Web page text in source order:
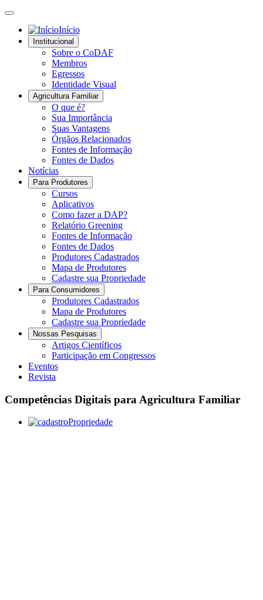
Início
Institucional
Sobre o CoDAF
Membros
Egressos
Identidade Visual
Agricultura Familiar
O que é?
Sua Importância
Suas Vantagens
Órgãos Relacionados
Fontes de Informação
Fontes de Dados
Notícias
Para Produtores
Cursos
Aplicativos
Como fazer a DAP?
Relatório Greening
Fontes de Informação
Fontes de Dados
Produtores Cadastrados
Mapa de Produtores
Cadastre sua Propriedade
Para Consumidores
Produtores Cadastrados
Mapa de Produtores
Cadastre sua Propriedade
Nossas Pesquisas
Artigos Científicos
Participação em Congressos
Eventos
Revista
Competências Digitais para Agricultura Familiar